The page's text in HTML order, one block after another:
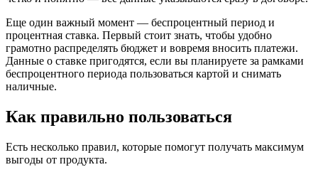
Еще один важный момент — беспроцентный период и
процентная ставка. Первый стоит знать, чтобы удобно
грамотно распределять бюджет и вовремя вносить платежи.
Данные о ставке пригодятся, если вы планируете за рамками
беспроцентного периода пользоваться картой и снимать
наличные.
Как правильно пользоваться
Есть несколько правил, которые помогут получать максимум
выгоды от продукта.